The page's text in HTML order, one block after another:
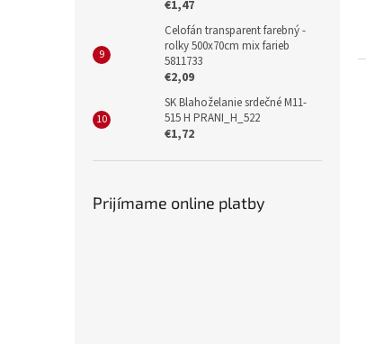
€1,47
Celofán transparent farebný -
rolky 500x70cm mix farieb
5811733
€2,09
SK Blahoželanie srdečné M11-
515 H PRANI_H_522
€1,72
Prijímame online platby